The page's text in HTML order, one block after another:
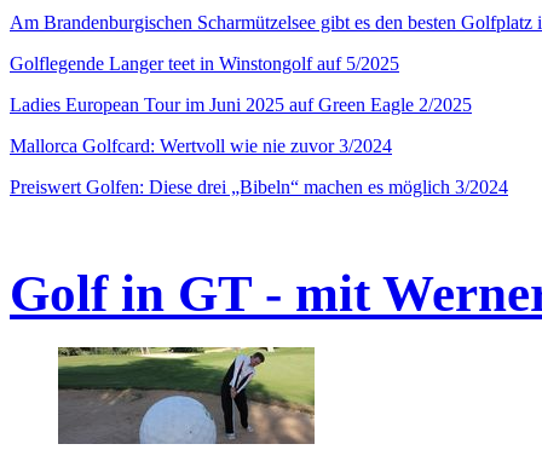
Am Brandenburgischen Scharmützelsee gibt es den besten
Golflegende Langer teet in Winstongolf auf 5/2025
Ladies European Tour im Juni 2025 auf Green Eagle 2/2025
Mallorca Golfcard: Wertvoll wie nie zuvor 3/2024
Preiswert Golfen: Diese drei „Bibeln“ machen es möglich 3/2024
Golf in GT - mit